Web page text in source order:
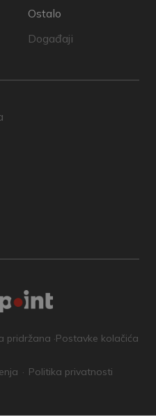
Ostalo
Događaji
pridržana ·Postavke kolačića
Politika privatnosti